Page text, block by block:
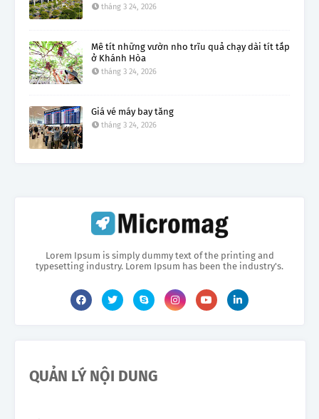
tháng 3 24, 2026
Mê tít những vườn nho trĩu quả chạy dài tít tắp
ở Khánh Hòa
tháng 3 24, 2026
Giá vé máy bay tăng
tháng 3 24, 2026
Lorem Ipsum is simply dummy text of the printing and
typesetting industry. Lorem Ipsum has been the industry's.
QUẢN LÝ NỘI DUNG